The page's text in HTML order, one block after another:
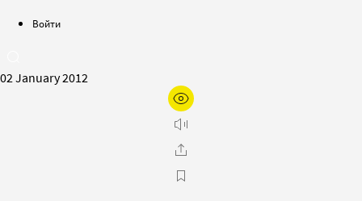
Войти
02 January 2012